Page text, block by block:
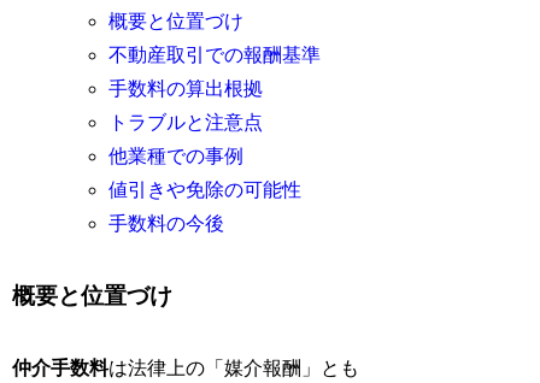
概要と位置づけ
不動産取引での報酬基準
手数料の算出根拠
トラブルと注意点
他業種での事例
値引きや免除の可能性
手数料の今後
概要と位置づけ
仲介手数料は法律上の「媒介報酬」とも